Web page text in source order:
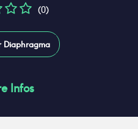
(0)
Diaphragma
Infos